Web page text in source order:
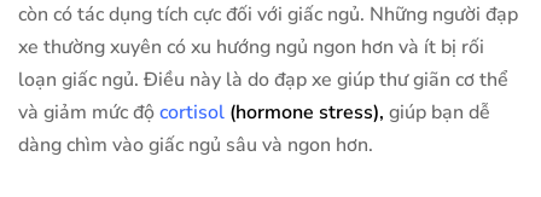
còn có tác dụng tích cực đối với giấc ngủ. Những người đạp
xe thường xuyên có xu hướng ngủ ngon hơn và ít bị rối
loạn giấc ngủ. Điều này là do đạp xe giúp thư giãn cơ thể
và giảm mức độcortisol (hormone stress), giúp bạn dễ
dàng chìm vào giấc ngủ sâu và ngon hơn.